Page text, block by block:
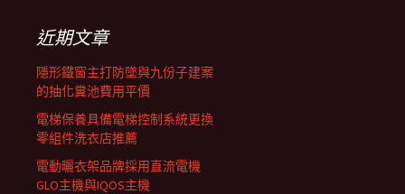
列近期文章
隱形鐵窗主打防墜與九份子建案
的抽化糞池費用平價
電梯保養具備電梯控制系統更換
零組件洗衣店推薦
電動曬衣架品牌採用直流電機
GLO主機與IQOS主機